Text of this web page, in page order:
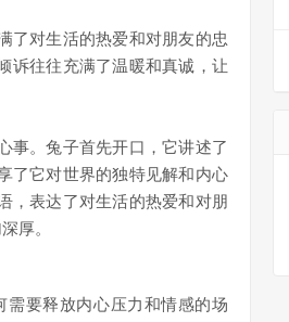
了对生活的热爱和对朋友的忠
诉往往充满了温暖和真诚，让
。兔子首先开口，它讲述了
了它对世界的独特见解和内心
，表达了对生活的热爱和对朋
厚。
需要释放内心压力和情感的场